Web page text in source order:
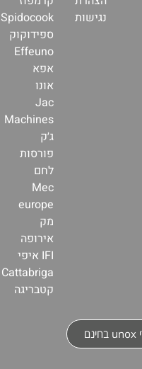
נגישות
Spidocook
ספידוקוק
Effeuno
אפא
אונו
Jac
Machines
ג׳ק
פורסות
לחם
Mec
europe
מק
אירופה
IFI איפי
Cattabriga
קטבריגה